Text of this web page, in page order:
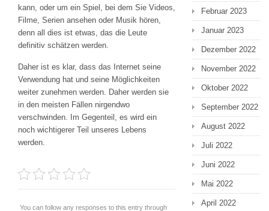
kann, oder um ein Spiel, bei dem Sie Videos,
Filme, Serien ansehen oder Musik hören,
denn all dies ist etwas, das die Leute
definitiv schätzen werden.
Daher ist es klar, dass das Internet seine
Verwendung hat und seine Möglichkeiten
weiter zunehmen werden. Daher werden sie
in den meisten Fällen nirgendwo
verschwinden. Im Gegenteil, es wird ein
noch wichtigerer Teil unseres Lebens
werden.
You can follow any responses to this entry through
Februar 2023
Januar 2023
Dezember 2022
November 2022
Oktober 2022
September 2022
August 2022
Juli 2022
Juni 2022
Mai 2022
April 2022